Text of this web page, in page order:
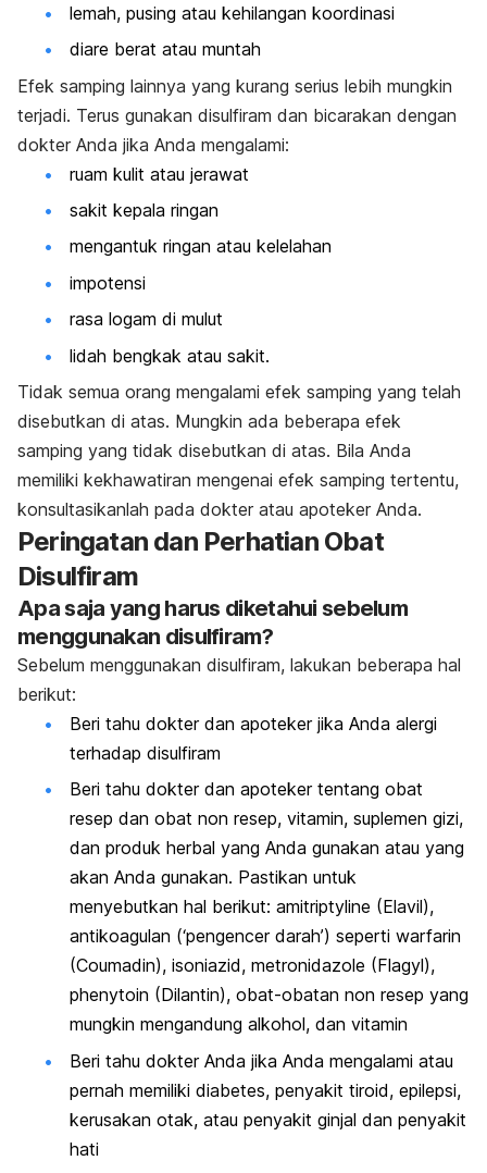
lemah, pusing atau kehilangan koordinasi
diare berat atau muntah
Efek samping lainnya yang kurang serius lebih mungkin
terjadi. Terus gunakan disulfiram dan bicarakan dengan
dokter Anda jika Anda mengalami:
ruam kulit atau jerawat
sakit kepala ringan
mengantuk ringan atau kelelahan
impotensi
rasa logam di mulut
lidah bengkak atau sakit.
Tidak semua orang mengalami efek samping yang telah
disebutkan di atas. Mungkin ada beberapa efek
samping yang tidak disebutkan di atas. Bila Anda
memiliki kekhawatiran mengenai efek samping tertentu,
konsultasikanlah pada dokter atau apoteker Anda.
Peringatan dan Perhatian Obat
Disulfiram
Apa saja yang harus diketahui sebelum
menggunakan disulfiram?
Sebelum menggunakan disulfiram, lakukan beberapa hal
berikut:
Beri tahu dokter dan apoteker jika Anda alergi
terhadap disulfiram
Beri tahu dokter dan apoteker tentang obat
resep dan obat non resep, vitamin, suplemen gizi,
dan produk herbal yang Anda gunakan atau yang
akan Anda gunakan. Pastikan untuk
menyebutkan hal berikut: amitriptyline (Elavil),
antikoagulan (‘pengencer darah’) seperti warfarin
(Coumadin), isoniazid, metronidazole (Flagyl),
phenytoin (Dilantin), obat-obatan non resep yang
mungkin mengandung alkohol, dan vitamin
Beri tahu dokter Anda jika Anda mengalami atau
pernah memiliki diabetes, penyakit tiroid, epilepsi,
kerusakan otak, atau penyakit ginjal dan penyakit
hati